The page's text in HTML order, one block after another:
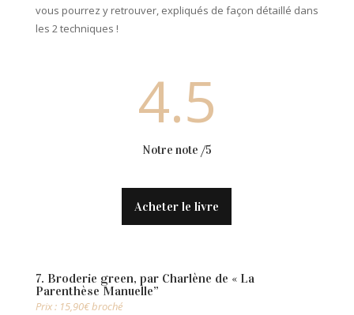
vous pourrez y retrouver, expliqués de façon détaillé dans
les 2 techniques !
4.5
Notre note /5
Acheter le livre
7. Broderie green, par Charlène de « La
Parenthèse Manuelle”
Prix : 15,90€ broché